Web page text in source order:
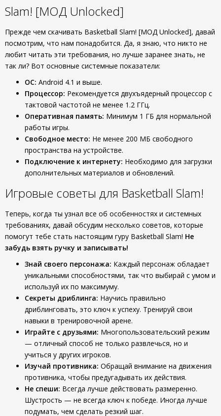
Slam! [МОД Unlocked]
Прежде чем скачивать Basketball Slam! [МОД Unlocked], давай
посмотрим, что нам понадобится. Да, я знаю, что никто не
любит читать эти требования, но лучше заранее знать, не
так ли? Вот основные системные показатели:
ОС: Android 4.1 и выше.
Процессор: Рекомендуется двухъядерный процессор с
тактовой частотой не менее 1.2 ГГц.
Оперативная память: Минимум 1 ГБ для нормальной
работы игры.
Свободное место: Не менее 200 МБ свободного
пространства на устройстве.
Подключение к интернету: Необходимо для загрузки
дополнительных материалов и обновлений.
Игровые советы для Basketball Slam!
Теперь, когда ты узнал все об особенностях и системных
требованиях, давай обсудим несколько советов, которые
помогут тебе стать настоящим гуру Basketball Slam! Не
забудь взять ручку и записывать!
Знай своего персонажа: Каждый персонаж обладает
уникальными способностями, так что выбирай с умом и
используй их по максимуму.
Секреты дриблинга: Научись правильно
дриблинговать, это ключ к успеху. Тренируй свои
навыки в тренировочной арене.
Играйте с друзьями: Многопользовательский режим
— отличный способ не только развлечься, но и
учиться у других игроков.
Изучай противника: Обращай внимание на движения
противника, чтобы предугадывать их действия.
Не спеши: Всегда лучше действовать размеренно.
Шустрость — не всегда ключ к победе. Иногда лучше
подумать, чем сделать резкий шаг.